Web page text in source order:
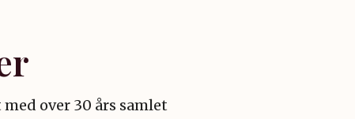
over 30 års samlet